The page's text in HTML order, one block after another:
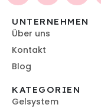
UNTERNEHMEN
Über uns
Kontakt
Blog
KATEGORIEN
Gelsystem